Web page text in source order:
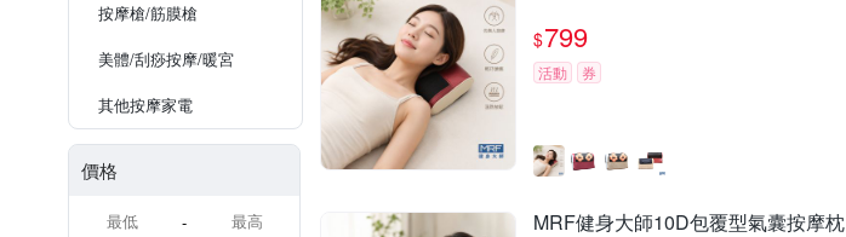
按摩槍/筋膜槍
美體/刮痧按摩/暖宮
其他按摩家電
價格
-
$799
活動 券
MRF健身大師10D包覆型氣囊按摩枕